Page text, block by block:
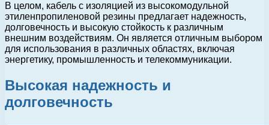
В целом, кабель с изоляцией из высокомодульной
этиленпропиленовой резины предлагает надежность,
долговечность и высокую стойкость к различным
внешним воздействиям. Он является отличным выбором
для использования в различных областях, включая
энергетику, промышленность и телекоммуникации.
Высокая надежность и
долговечность